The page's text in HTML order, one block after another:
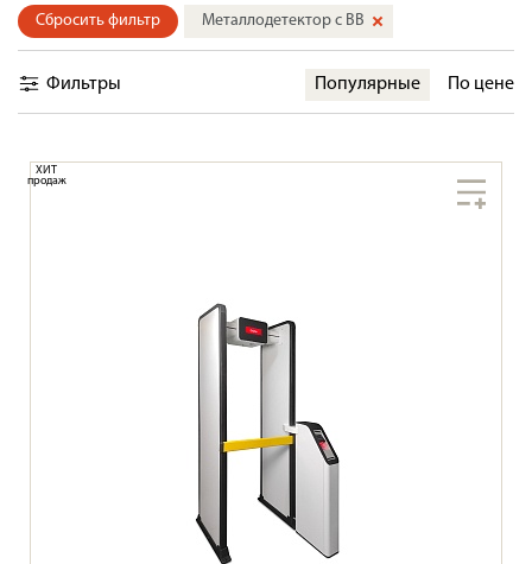
Сбросить фильтр Металлодетектор с ВВ
Фильтры Популярные По цене
ХИТ
продаж